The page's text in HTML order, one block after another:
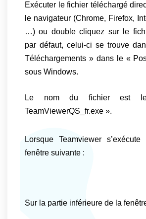
Exécuter le fichier téléchargé
le navigateur (Chrome, Firefox,
…) ou double cliquez sur le
par défaut, celui-ci se trouve
Téléchargements » dans le «
sous Windows.
Le nom du fichier est
TeamViewerQS_fr.exe ».
Lorsque Teamviewer
fenêtre suivante :
Sur la partie inférieure de la